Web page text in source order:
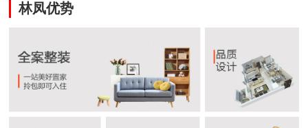
林凤优势